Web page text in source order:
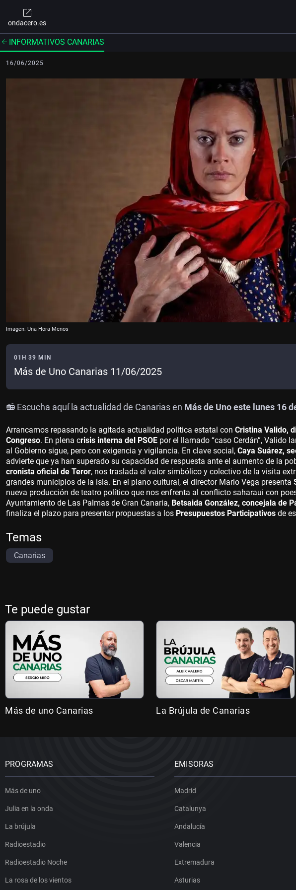
ondacero.es
INFORMATIVOS CANARIAS
16/06/2025
Imagen: Una Hora Menos
01H 39 MIN
Más de Uno Canarias 11/06/2025
📻 Escucha aquí la actualidad de Canarias en Más de Uno este lunes 16
Arrancamos repasando la agitada actualidad política estatal con Cristina Valido,
Congreso. En plena crisis interna del PSOE por el llamado “caso Cerdán”, Valido
al Gobierno sigue, pero con exigencia y vigilancia. En clave social, Caya Suárez,
advierte que ya han superado su capacidad de respuesta ante el aumento de la
cronista oficial de Teror, nos traslada el valor simbólico y colectivo de la visita
grandes municipios de la isla. En el plano cultural, el director Mario Vega presenta
nueva producción de teatro político que nos enfrenta al conflicto saharaui con
Ayuntamiento de Las Palmas de Gran Canaria, Betsaida González, concejala de
finaliza el plazo para presentar propuestas a los Presupuestos Participativos de
Temas
Canarias
Te puede gustar
Más de uno Canarias La Brújula de Canarias
PROGRAMAS
Más de uno
Julia en la onda
La brújula
Radioestadio
Radioestadio Noche
La rosa de los vientos
EMISORAS
Madrid
Catalunya
Andalucía
Valencia
Extremadura
Asturias